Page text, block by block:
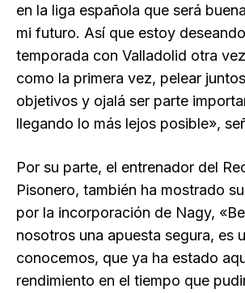
en la liga española que será
mi futuro. Así que estoy
temporada con Valladolid otra
como la primera vez, pelear
objetivos y ojalá ser parte
llegando lo más lejos posible»,
Por su parte, el entrenador del
Pisonero, también ha mostrado
por la incorporación de Nagy,
nosotros una apuesta segura, es
conocemos, que ya ha estado
rendimiento en el tiempo que